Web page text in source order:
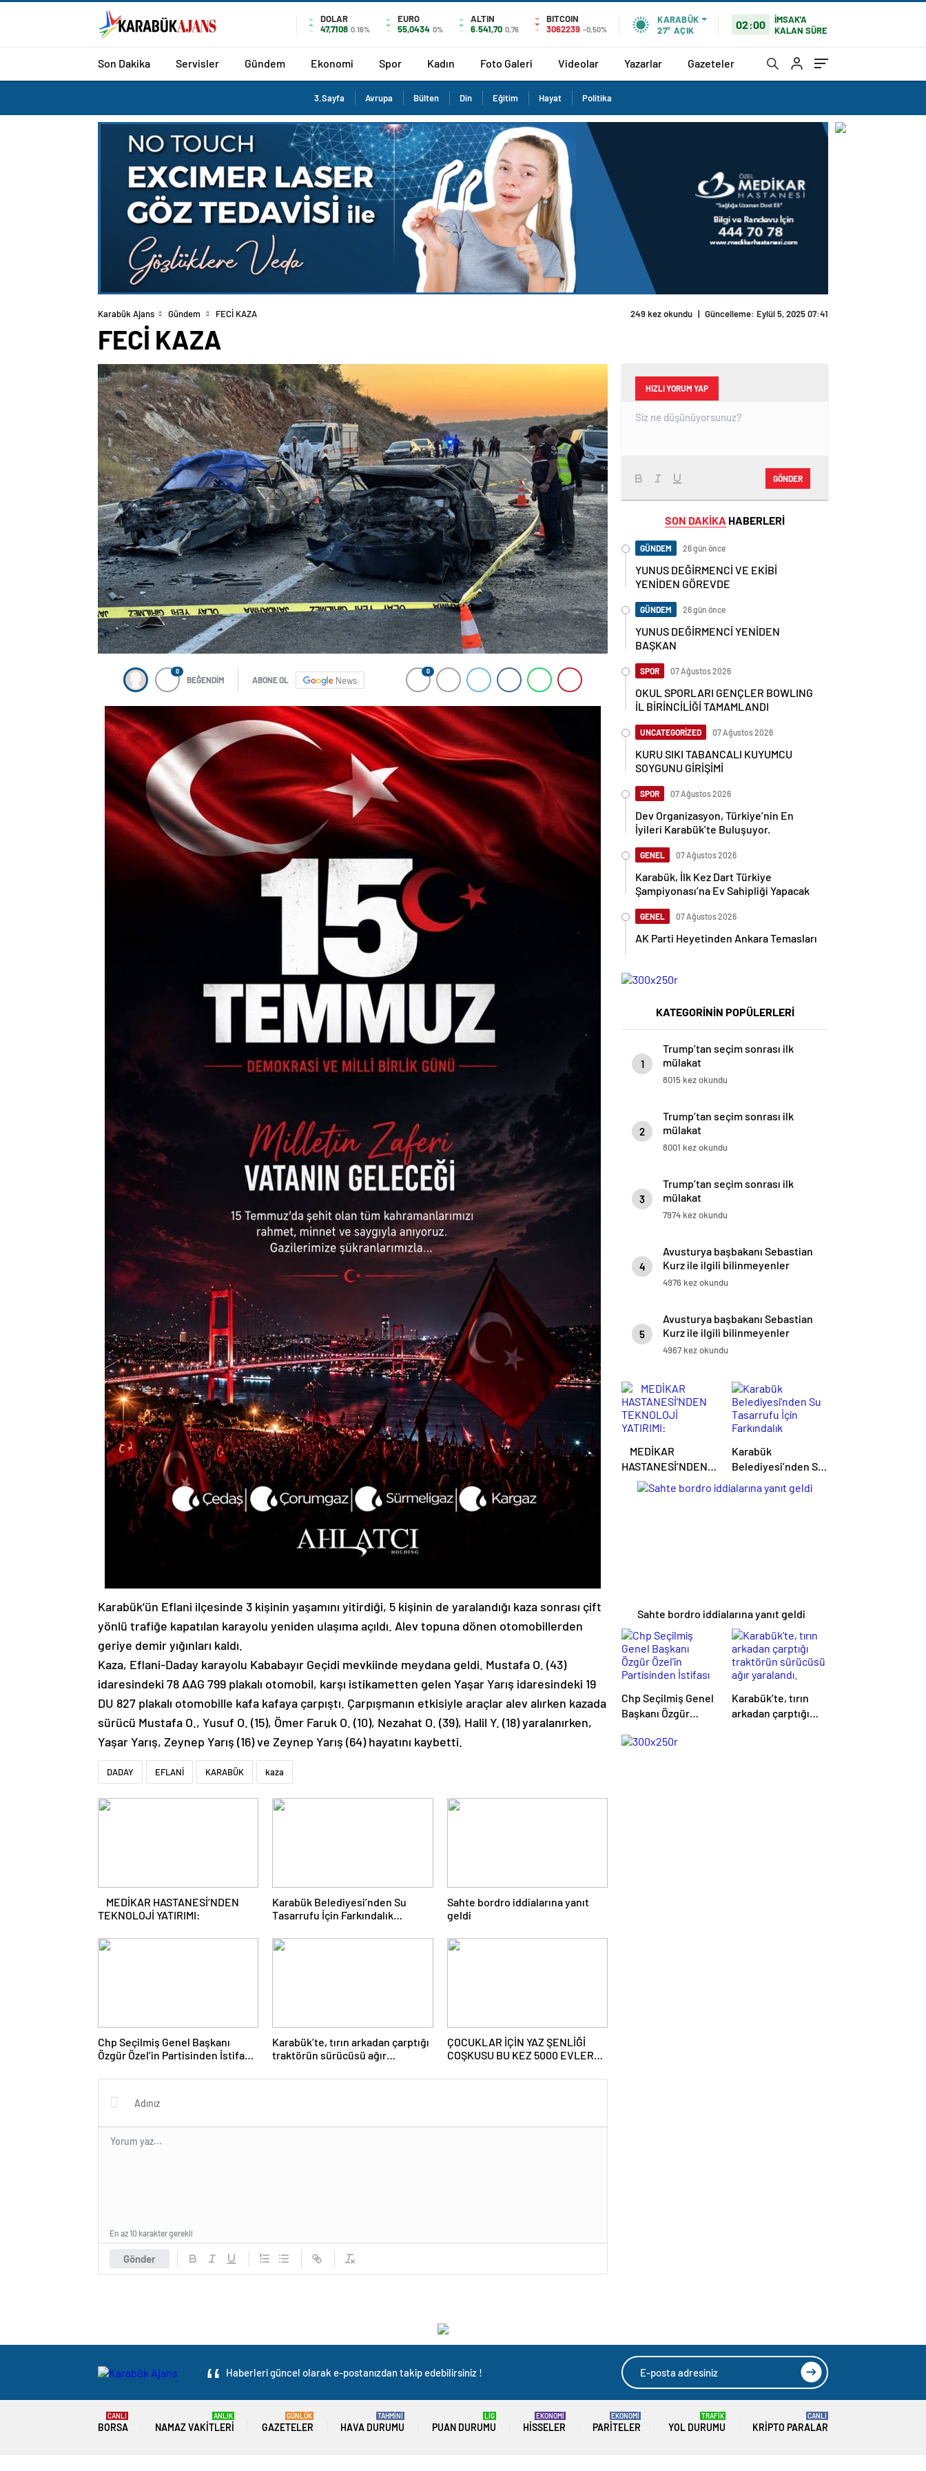
DOLAR
47,7108 0.16%
EURO
55,0434 0%
ALTIN
6.541,70 0,76
BITCOIN
3062239 -0,50%
KARABÜK
27° AÇIK 02:00
İMSAK'A
KALAN SÜRE
Son Dakika Servisler Gündem Ekonomi Spor Kadın Foto Galeri Videolar Yazarlar Gazeteler
3.Sayfa Avrupa Bülten Din Eğitim Hayat Politika
Karabük Ajans Gündem FECİ KAZA 249 kez okundu | Güncelleme: Eylül 5, 2025 07:41
FECİ KAZA
0
BEĞENDİM ABONE OL News
0
Karabük’ün Eflani ilçesinde 3 kişinin yaşamını yitirdiği, 5 kişinin de yaralandığı kaza sonrası çift
yönlü trafiğe kapatılan karayolu yeniden ulaşıma açıldı. Alev topuna dönen otomobillerden
geriye demir yığınları kaldı.
Kaza, Eflani-Daday karayolu Kababayır Geçidi mevkiinde meydana geldi. Mustafa O. (43)
idaresindeki 78 AAG 799 plakalı otomobil, karşı istikametten gelen Yaşar Yarış idaresindeki 19
DU 827 plakalı otomobille kafa kafaya çarpıştı. Çarpışmanın etkisiyle araçlar alev alırken kazada
sürücü Mustafa O., Yusuf O. (15), Ömer Faruk O. (10), Nezahat O. (39), Halil Y. (18) yaralanırken,
Yaşar Yarış, Zeynep Yarış (16) ve Zeynep Yarış (64) hayatını kaybetti.
DADAY EFLANİ KARABÜK kaza
MEDİKAR HASTANESİ’NDEN
TEKNOLOJİ YATIRIMI:
Karabük Belediyesi’nden Su
Tasarrufu İçin Farkındalık
Sahte bordro iddialarına yanıt
geldi
Chp Seçilmiş Genel Başkanı
Özgür Özel’in Partisinden İstifası
Başkanları Abdullah Çakır ve
Erdal Demir de Partilerinden
İstifa Ettiler
Karabük’te, tırın arkadan çarptığı
traktörün sürücüsü ağır
ÇOCUKLAR İÇİN YAZ ŞENLİĞİ
COŞKUSU BU KEZ 5000 EVLER
Gönder
En az 10 karakter gerekli
HIZLI YORUM YAP
GÖNDER
SON DAKİKA HABERLERİ
GÜNDEM 26 gün önce
YUNUS DEĞİRMENCİ VE EKİBİ
YENİDEN GÖREVDE
GÜNDEM 26 gün önce
YUNUS DEĞİRMENCİ YENİDEN
BAŞKAN
SPOR 07 Ağustos 2026
OKUL SPORLARI GENÇLER BOWLING
İL BİRİNCİLİĞİ TAMAMLANDI
UNCATEGORİZED 07 Ağustos 2026
KURU SIKI TABANCALI KUYUMCU
SOYGUNU GİRİŞİMİ
SPOR 07 Ağustos 2026
Dev Organizasyon, Türkiye’nin En
İyileri Karabük’te Buluşuyor.
GENEL 07 Ağustos 2026
Karabük, İlk Kez Dart Türkiye
Şampiyonası’na Ev Sahipliği Yapacak
GENEL 07 Ağustos 2026
AK Parti Heyetinden Ankara Temasları
KATEGORİNİN POPÜLERLERİ
1
Trump’tan seçim sonrası ilk
mülakat
8015 kez okundu
2
Trump’tan seçim sonrası ilk
mülakat
8001 kez okundu
3
Trump’tan seçim sonrası ilk
mülakat
7974 kez okundu
4
Avusturya başbakanı Sebastian
Kurz ile ilgili bilinmeyenler
4976 kez okundu
5
Avusturya başbakanı Sebastian
Kurz ile ilgili bilinmeyenler
4967 kez okundu
MEDİKAR
HASTANESİ’NDEN
TEKNOLOJİ
YATIRIMI:
Karabük
Belediyesi’nden Su
Tasarrufu İçin
Farkındalık
Sahte bordro iddialarına yanıt geldi
Chp Seçilmiş Genel
Başkanı Özgür
İstifası Sonrası Chp
Karabük’te, tırın
arkadan çarptığı
Haberleri güncel olarak e-postanızdan takip edebilirsiniz !
BORSA
CANLI
NAMAZ VAKITLERI
ANLIK
GAZETELER
GÜNLÜK
HAVA DURUMU
TAHMİNİ
PUAN DURUMU
LİG
HISSELER
EKONOMİ
PARITELER
EKONOMİ
YOL DURUMU
TRAFİK
KRIPTO PARALAR
CANLI